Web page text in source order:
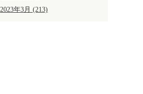
2023年3月 (213)